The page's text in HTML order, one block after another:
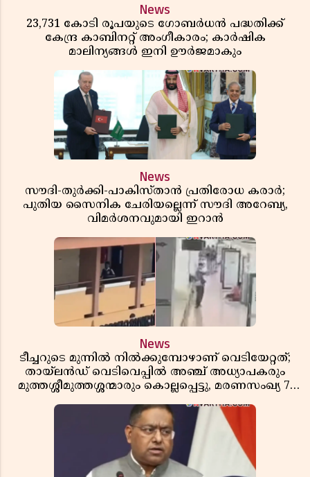
News
23,731 കോടി രൂപയുടെ ഗോബർധൻ പദ്ധതിക്ക്
കേന്ദ്ര കാബിനറ്റ് അംഗീകാരം; കാർഷിക
മാലിന്യങ്ങൾ ഇനി ഊർജമാകും
News
സൗദി-തുർക്കി-പാകിസ്താൻ പ്രതിരോധ കരാർ;
പുതിയ സൈനിക ചേരിയല്ലെന്ന് സൗദി അറേബ്യ,
വിമർശനവുമായി ഇറാൻ
News
ടീച്ചറുടെ മുന്നിൽ നിൽക്കുമ്പോഴാണ് വെടിയേറ്റത്;
തായ്‌ലൻഡ് വെടിവെപ്പിൽ അഞ്ച് അധ്യാപകരും
മുത്തശ്ശീമുത്തശ്ശന്മാരും കൊല്ലപ്പെട്ടു, മരണസംഖ്യ 7;